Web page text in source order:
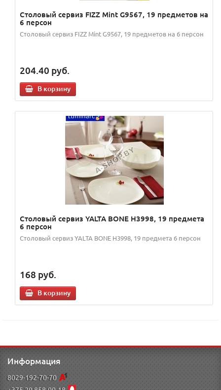
Столовый сервиз FIZZ Mint G9567, 19 предметов на
6 персон
Столовый сервиз FIZZ Mint G9567, 19 предметов на 6 персон
204.40 руб.
В корзину
Столовый сервиз YALTA BONE H3998, 19 предмета
6 персон
Столовый сервиз YALTA BONE H3998, 19 предмета 6 персон
168 руб.
В корзину
Информация
8029-192-70-70